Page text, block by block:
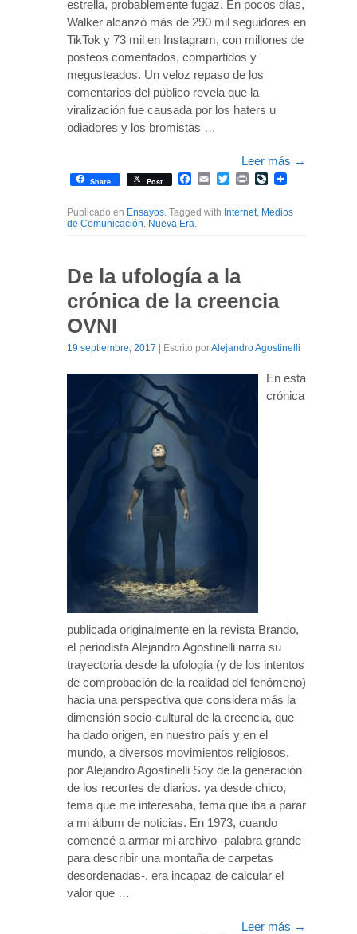
estrella, probablemente fugaz. En pocos días,
Walker alcanzó más de 290 mil seguidores en
TikTok y 73 mil en Instagram, con millones de
posteos comentados, compartidos y
megusteados. Un veloz repaso de los
comentarios del público revela que la
viralización fue causada por los haters u
odiadores y los bromistas …
Leer más →
Share Post Facebook
EmailTwitterPrintLiveJournal
Publicado en Ensayos. Tagged with Internet, Medios
de Comunicación, Nueva Era.
De la ufología a la
crónica de la creencia
OVNI
19 septiembre, 2017 | Escrito porAlejandro Agostinelli
En esta
crónica
publicada originalmente en la revista Brando,
el periodista Alejandro Agostinelli narra su
trayectoria desde la ufología (y de los intentos
de comprobación de la realidad del fenómeno)
hacia una perspectiva que considera más la
dimensión socio-cultural de la creencia, que
ha dado origen, en nuestro país y en el
mundo, a diversos movimientos religiosos.
por Alejandro Agostinelli Soy de la generación
de los recortes de diarios. ya desde chico,
tema que me interesaba, tema que iba a parar
a mi álbum de noticias. En 1973, cuando
comencé a armar mi archivo -palabra grande
para describir una montaña de carpetas
desordenadas-, era incapaz de calcular el
valor que …
Leer más →